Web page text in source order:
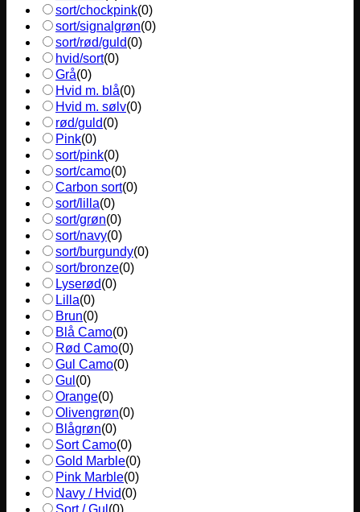
sort/chockpink(0)
sort/signalgrøn(0)
sort/rød/guld(0)
hvid/sort(0)
Grå(0)
Hvid m. blå(0)
Hvid m. sølv(0)
rød/guld(0)
Pink(0)
sort/pink(0)
sort/camo(0)
Carbon sort(0)
sort/lilla(0)
sort/grøn(0)
sort/navy(0)
sort/burgundy(0)
sort/bronze(0)
Lyserød(0)
Lilla(0)
Brun(0)
Blå Camo(0)
Rød Camo(0)
Gul Camo(0)
Gul (0)
Orange(0)
Olivengrøn(0)
Blågrøn(0)
Sort Camo(0)
Gold Marble(0)
Pink Marble(0)
Navy / Hvid(0)
Sort / Gul (0)